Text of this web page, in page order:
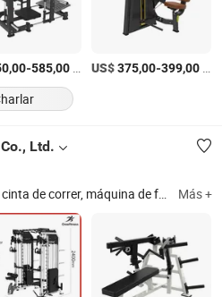
-585,00/Pieza US$375,00-399,00
Ltd.
comercial, equipo de gimnasio, máquina de gimnasio, prensa de hombros, máquina de fitness, máquina de fitness Hammer Más +